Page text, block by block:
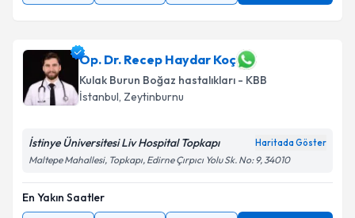
Op. Dr. Recep Haydar Koç
Kulak Burun Boğaz hastalıkları - KBB
İstanbul, Zeytinburnu
İstinye Üniversitesi Liv Hospital Topkapı Haritada Göster
Maltepe Mahallesi, Topkapı, Edirne Çırpıcı Yolu Sk. No: 9, 34010
En Yakın Saatler